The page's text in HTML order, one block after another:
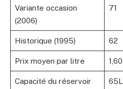
Variante occasion
(2006)
71
Historique (1995) 62
Prix moyen par litre 1,60
Capacité du réservoir 65L